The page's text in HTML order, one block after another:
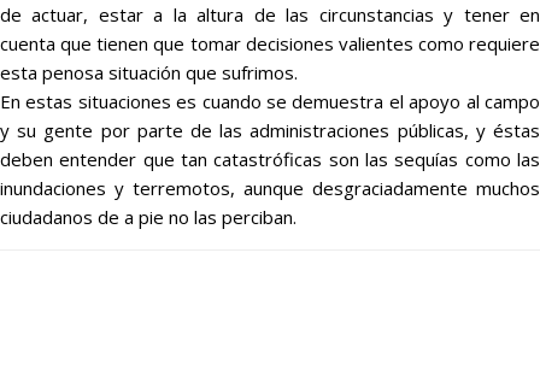
de actuar, estar a la altura de las circunstancias y tener en
cuenta que tienen que tomar decisiones valientes como requiere
esta penosa situación que sufrimos.
En estas situaciones es cuando se demuestra el apoyo al campo
y su gente por parte de las administraciones públicas, y éstas
deben entender que tan catastróficas son las sequías como las
inundaciones y terremotos, aunque desgraciadamente muchos
ciudadanos de a pie no las perciban.